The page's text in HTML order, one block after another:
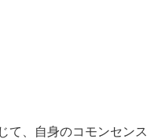
て、自身のコモンセンス